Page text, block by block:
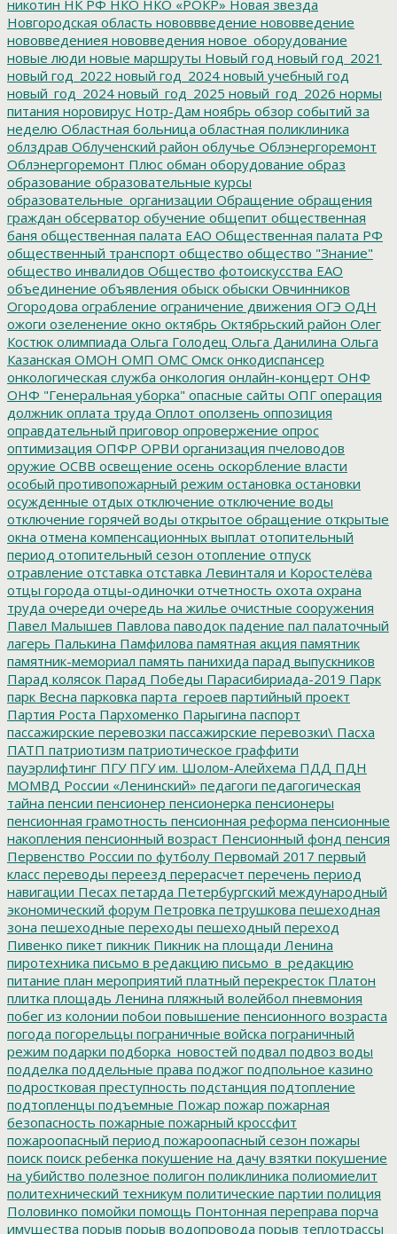
никотин НК РФ НКО НКО «РОКР» Новая звезда
Новгородская область нововвведение нововведение
нововведениея нововведения новое_оборудование
новые люди новые маршруты Новый год новый год_2021
новый год_2022 новый год_2024 новый учебный год
новый_год_2024 новый_год_2025 новый_год_2026 нормы
питания норовирус Нотр-Дам ноябрь обзор событий за
неделю Областная больница областная поликлиника
облздрав Облученский район облучье Облэнергоремонт
Облэнергоремонт Плюс обман оборудование образ
образование образовательные курсы
образовательные_организации Обращение обращения
граждан обсерватор обучение общепит общественная
баня общественная палата ЕАО Общественная палата РФ
общественный транспорт общество общество "Знание"
общество инвалидов Общество фотоискусства ЕАО
объединение объявления обыск обыски Овчинников
Огородова ограбление ограничение движения ОГЭ ОДН
ожоги озеленение окно октябрь Октябрьский район Олег
Костюк олимпиада Ольга Голодец Ольга Данилина Ольга
Казанская ОМОН ОМП ОМС Омск онкодиспансер
онкологическая служба онкология онлайн-концерт ОНФ
ОНФ "Генеральная уборка" опасные сайты ОПГ операция
должник оплата труда Оплот оползень оппозиция
оправдательный приговор опровержение опрос
оптимизация ОПФР ОРВИ организация пчеловодов
оружие ОСВВ освещение осень оскорбление власти
особый противопожарный режим остановка остановки
осужденные отдых отключение отключение воды
отключение горячей воды открытое обращение открытые
окна отмена компенсационных выплат отопительный
период отопительный сезон отопление отпуск
отравление отставка отставка Левинталя и Коростелёва
отцы города отцы-одиночки отчетность охота охрана
труда очереди очередь на жилье очистные сооружения
Павел Малышев Павлова паводок падение пал палаточный
лагерь Палькина Памфилова памятная акция памятник
памятник-мемориал память панихида парад выпускников
Парад колясок Парад Победы Парасибириада-2019 Парк
парк Весна парковка парта_героев партийный проект
Партия Роста Пархоменко Парыгина паспорт
пассажирские перевозки пассажирские перевозки\ Пасха
ПАТП патриотизм патриотическое граффити
пауэрлифтинг ПГУПГУ им. Шолом-Алейхема ПДД ПДН
МОМВД России «Ленинский» педагоги педагогическая
тайна пенсии пенсионер пенсионерка пенсионеры
пенсионная грамотность пенсионная реформа пенсионные
накопления пенсионный возраст Пенсионный фонд пенсия
Первенство России по футболу Первомай 2017 первый
класс переводы переезд перерасчет перечень период
навигации Песах петарда Петербургский международный
экономический форум Петровка петрушкова пешеходная
зона пешеходные переходы пешеходный переход
Пивенко пикет пикник Пикник на площади Ленина
пиротехника письмо в редакцию письмо_в_редакцию
питание план мероприятий платный перекресток Платон
плитка площадь Ленина пляжный волейбол пневмония
побег из колонии побои повышение пенсионного возраста
погода погорельцы пограничные войска пограничный
режим подарки подборка_новостей подвал подвоз воды
подделка поддельные права поджог подпольное казино
подростковая преступность подстанция подтопление
подтопленцы подъемные Пожар пожар пожарная
безопасность пожарные пожарный кроссфит
пожароопасный период пожароопасный сезон пожары
поиск поиск ребенка покушение на дачу взятки покушение
на убийство полезное полигон поликлиника полиомиелит
политехнический техникум политические партии полиция
Половинко помойки помощь Понтонная переправа порча
имущества порыв порыв водопровода порыв теплотрассы